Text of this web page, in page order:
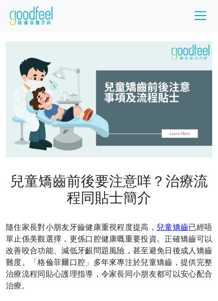
兒童矯齒前後要注意咩？治療流
程同貼士簡介
隨住家長對小朋友牙齒健康重視程度提高， 兒童矯齒已經唔
單止係美觀選擇，更係口腔健康嘅重要投資。正確矯齒可以
改善咬合功能、減低牙齦問題風險，甚至避免日後成人矯齒
難度。「格倫菲爾口腔」多年來專注於兒童矯齒，提供完整
治療流程同貼心護理指導，令家長同小朋友都可以安心配合
治療。